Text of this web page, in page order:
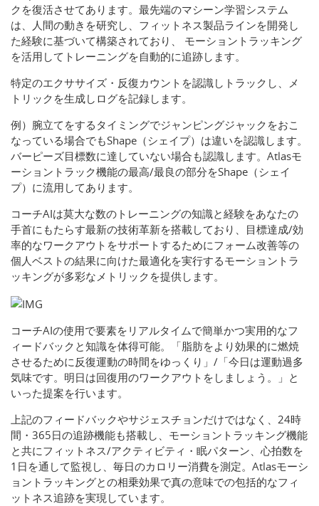
クを復活させてあります。最先端のマシーン学習システム
は、人間の動きを研究し、フィットネス製品ラインを開発し
た経験に基づいて構築されており、 モーショントラッキング
を活用してトレーニングを自動的に追跡します。
特定のエクササイズ・反復カウントを認識しトラックし、メ
トリックを生成しログを記録します。
例）腕立てをするタイミングでジャンピングジャックをおこ
なっている場合でもShape（シェイプ）は違いを認識します。
バーピーズ目標数に達していない場合も認識します。Atlasモ
ーショントラック機能の最高/最良の部分をShape（シェイ
プ）に流用してあります。
コーチAIは莫大な数のトレーニングの知識と経験をあなたの
手首にもたらす最新の技術革新を搭載しており、目標達成/効
率的なワークアウトをサポートするためにフォーム改善等の
個人ベストの結果に向けた最適化を実行するモーショントラ
ッキングが多彩なメトリックを提供します。
コーチAIの使用で要素をリアルタイムで簡単かつ実用的なフ
ィードバックと知識を体得可能。「脂肪をより効果的に燃焼
させるために反復運動の時間をゆっくり」/「今日は運動過多
気味です。明日は回復用のワークアウトをしましょう。」と
いった提案を行います。
上記のフィードバックやサジェスチョンだけではなく、24時
間・365日の追跡機能も搭載し、モーショントラッキング機能
と共にフィットネス/アクティビティ・眠パターン、心拍数を
1日を通して監視し、毎日のカロリー消費を測定。Atlasモーシ
ョントラッキングとの相乗効果で真の意味での包括的なフィ
ットネス追跡を実現しています。